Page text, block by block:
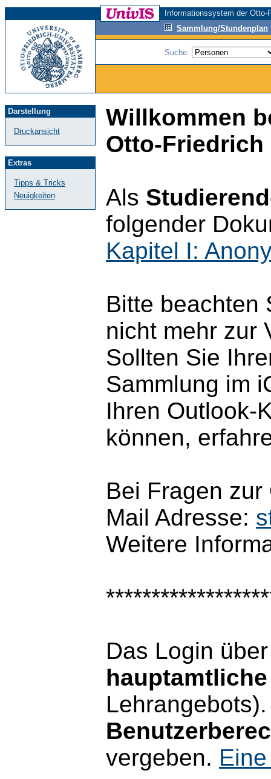
Informationssystem der
Sammlung/Stundenplan
Suche:
Darstellung
Druckansicht
Extras
Tipps & Tricks
Neuigkeiten
Willkommen
Otto-
Als
folgender
Kapitel I:
Bitte beachten
nicht mehr zur
Sollten Sie
Sammlung im
Ihren Outlook-
können,
Bei Fragen
Mail Adresse:
Weitere
Das Login
Lehrangebots).
vergeben.